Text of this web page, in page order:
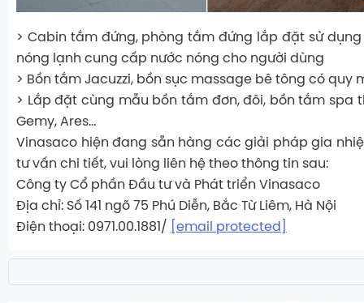
> Cabin tắm đứng, phòng tắm đứng lắp đặt sử
nóng lạnh cung cấp nước nóng cho người dùng
> Bồn tắm Jacuzzi, bồn sục massage bê tông có quy
> Lắp đặt cùng mẫu bồn tắm đơn, đôi, bồn tắm spa
Gemy, Ares…
Vinasaco hiện đang sẵn hàng các giải pháp gia
tư vấn chi tiết, vui lòng liên hệ theo thông tin sau:
Công ty Cổ phần Đầu tư và Phát triển Vinasaco
Địa chỉ: Số 141 ngõ 75 Phú Diễn, Bắc Từ Liêm, Hà Nội
Điện thoại: 0971.00.1881/
[email protected]